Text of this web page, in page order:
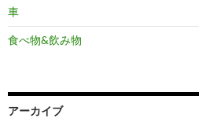
車
食べ物&飲み物
アーカイブ